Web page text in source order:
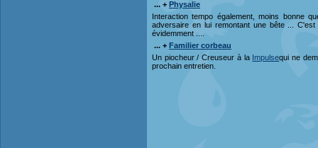
... + Physalie
Interaction tempo également, moins bonne
adversaire en lui remontant une bête ...
évidemment ....
... + Familier corbeau
Un piocheur / Creuseur à la Impulsequi ne
prochain entretien.